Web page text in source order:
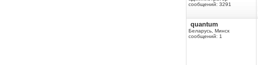
сообщений: 3291
quantum
Беларусь, Минск
сообщений: 1